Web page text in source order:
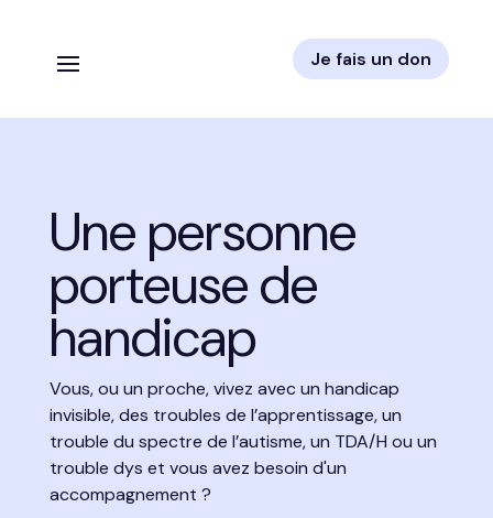
Je fais un don
Une personne
porteuse de
handicap
Vous, ou un proche, vivez avec un handicap
invisible, des troubles de l’apprentissage, un
trouble du spectre de l’autisme, un TDA/H ou un
trouble dys et vous avez besoin d'un
accompagnement ?